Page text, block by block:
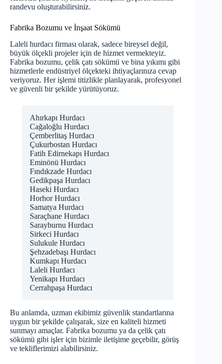
randevu oluşturabilirsiniz.
Fabrika Bozumu ve İnşaat Sökümü
Laleli hurdacı firması olarak, sadece bireysel değil,
büyük ölçekli projeler için de hizmet vermekteyiz.
Fabrika bozumu, çelik çatı sökümü ve bina yıkımı gibi
hizmetlerle endüstriyel ölçekteki ihtiyaçlarınıza cevap
veriyoruz. Her işlemi titizlikle planlayarak, profesyonel
ve güvenli bir şekilde yürütüyoruz.
Ahırkapı Hurdacı
Cağaloğlu Hurdacı
Çemberlitaş Hurdacı
Çukurbostan Hurdacı
Fatih Edirnekapı Hurdacı
Eminönü Hurdacı
Fındıkzade Hurdacı
Gedikpaşa Hurdacı
Haseki Hurdacı
Horhor Hurdacı
Samatya Hurdacı
Saraçhane Hurdacı
Sarayburnu Hurdacı
Sirkeci Hurdacı
Sulukule Hurdacı
Şehzadebaşı Hurdacı
Kumkapı Hurdacı
Laleli Hurdacı
Yenikapı Hurdacı
Cerrahpaşa Hurdacı
Bu anlamda, uzman ekibimiz güvenlik standartlarına
uygun bir şekilde çalışarak, size en kaliteli hizmeti
sunmayı amaçlar. Fabrika bozumu ya da çelik çatı
sökümü gibi işler için bizimle iletişime geçebilir, görüş
ve tekliflerimizi alabilirsiniz.